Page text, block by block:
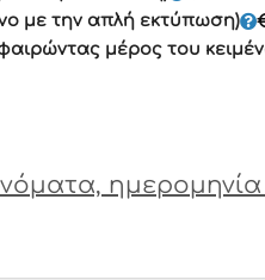
με την απλή εκτύπωση)
μέρος του
ημερομηνία